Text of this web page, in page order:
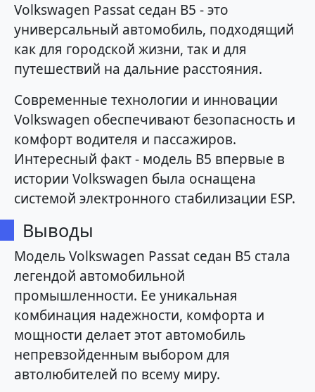
Volkswagen Passat седан B5 - это
универсальный автомобиль, подходящий
как для городской жизни, так и для
путешествий на дальние расстояния.
Современные технологии и инновации
Volkswagen обеспечивают безопасность и
комфорт водителя и пассажиров.
Интересный факт - модель B5 впервые в
истории Volkswagen была оснащена
системой электронного стабилизации ESP.
Выводы
Модель Volkswagen Passat седан B5 стала
легендой автомобильной
промышленности. Ее уникальная
комбинация надежности, комфорта и
мощности делает этот автомобиль
непревзойденным выбором для
автолюбителей по всему миру.